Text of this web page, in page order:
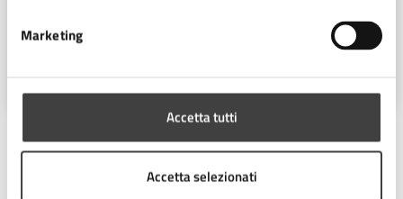
Marketing
Accetta tutti
Accetta selezionati